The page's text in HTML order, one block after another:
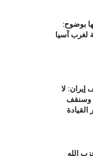
بوضوح:
لغرب آسيا
لا
وسنقف
الله